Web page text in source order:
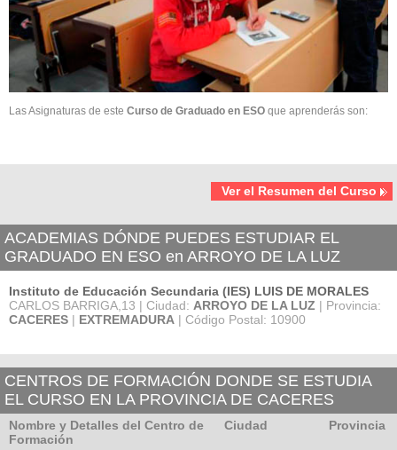
Las Asignaturas de este Curso de Graduado en ESO que aprenderás son:
Ver el Resumen del Curso
ACADEMIAS DÓNDE PUEDES ESTUDIAR EL
GRADUADO EN ESO en ARROYO DE LA LUZ
Instituto de Educación Secundaria (IES) LUIS DE MORALES
CARLOS BARRIGA,13 | Ciudad: ARROYO DE LA LUZ | Provincia:
CACERES | EXTREMADURA | Código Postal: 10900
CENTROS DE FORMACIÓN DONDE SE ESTUDIA
EL CURSO EN LA PROVINCIA DE CACERES
Nombre y Detalles del Centro de
Formación
Ciudad Provincia